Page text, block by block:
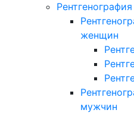
женщин
мужчин